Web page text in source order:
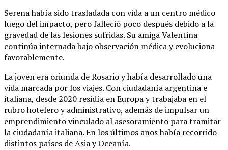
Serena había sido trasladada con vida a un centro médico
luego del impacto, pero falleció poco después debido a la
gravedad de las lesiones sufridas. Su amiga Valentina
continúa internada bajo observación médica y evoluciona
favorablemente.
La joven era oriunda de Rosario y había desarrollado una
vida marcada por los viajes. Con ciudadanía argentina e
italiana, desde 2020 residía en Europa y trabajaba en el
rubro hotelero y administrativo, además de impulsar un
emprendimiento vinculado al asesoramiento para tramitar
la ciudadanía italiana. En los últimos años había recorrido
distintos países de Asia y Oceanía.